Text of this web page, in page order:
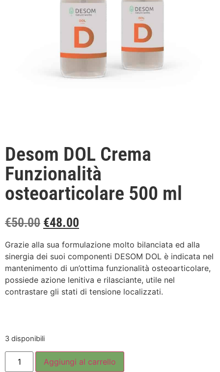
Desom DOL Crema
Funzionalità
osteoarticolare 500 ml
€50.00 €48.00
Grazie alla sua formulazione molto bilanciata ed alla
sinergia dei suoi componenti DESOM DOL è indicata nel
mantenimento di un’ottima funzionalità osteoarticolare,
possiede azione lenitiva e rilasciante, utile nel
contrastare gli stati di tensione localizzati.
3 disponibili
Aggiungi al carrello